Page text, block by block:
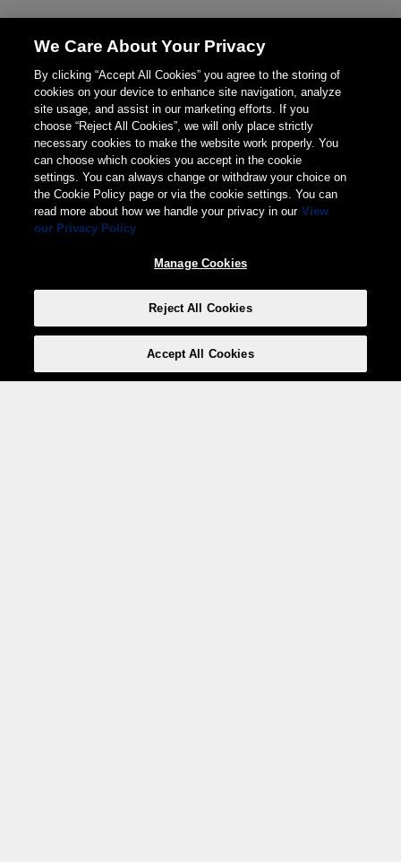
We Care About Your Privacy
By clicking “Accept All Cookies” you agree to the storing of
cookies on your device to enhance site navigation, analyze
site usage, and assist in our marketing efforts. If you
choose “Reject All Cookies”, we will only place strictly
necessary cookies to make the website work properly. You
can choose which cookies you accept in the cookie
settings. You can always change or withdraw your choice on
the Cookie Policy page or via the cookie settings. You can
read more about how we handle your privacy in our View
our Privacy Policy
Manage Cookies
Reject All Cookies
Accept All Cookies